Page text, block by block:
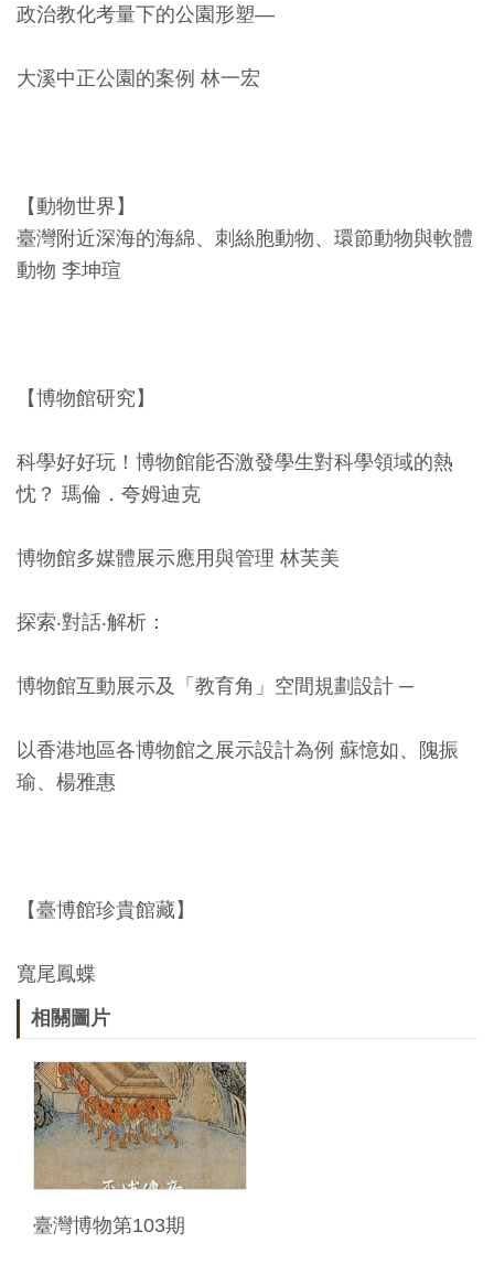
資
與
資
訊
告
資
料
放
告
著
權
聲
首
善
施
服
務
站
政治教化考量下的公園形塑—
大溪中正公園的案例 林一宏
【動物世界】
臺灣附近深海的海綿、刺絲胞動物、環節動物與軟體
動物 李坤瑄
【博物館研究】
科學好好玩！博物館能否激發學生對科學領域的熱
忱？ 瑪倫．夸姆迪克
博物館多媒體展示應用與管理 林芙美
探索‧對話‧解析：
博物館互動展示及「教育角」空間規劃設計 ─
以香港地區各博物館之展示設計為例 蘇憶如、隗振
瑜、楊雅惠
【臺博館珍貴館藏】
寬尾鳳蝶
相關圖片
臺灣博物第103期